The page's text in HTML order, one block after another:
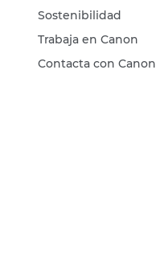
Sostenibilidad
Trabaja en Canon
Contacta con Canon